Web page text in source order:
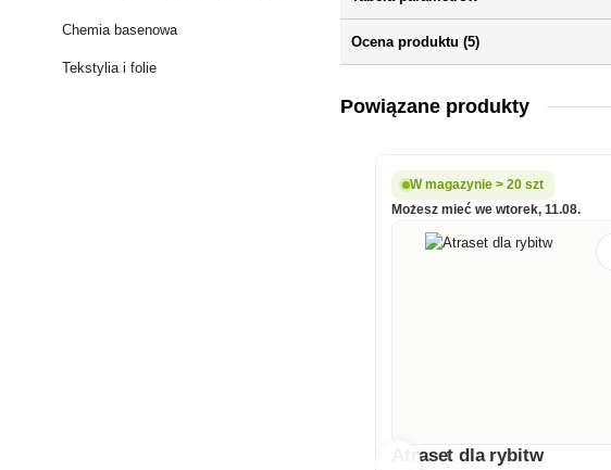
Chemia basenowa
Tekstylia i folie
Ocena produktu (5)
Powiązane produkty
W magazynie > 20 szt
Możesz mieć we wtorek, 11.08.
Atraset dla rybitw